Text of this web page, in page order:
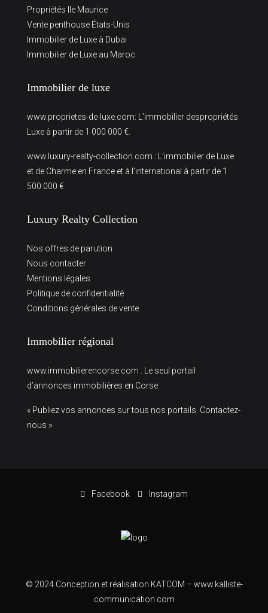
Propriétés Ile Maurice
Vente penthouse États-Unis
Immobilier de Luxe à Dubai
Immobilier de Luxe au Maroc
Immobilier de luxe
www.proprietes-de-luxe.com: L’immobilier despropriétés
Luxe à partir de 1 000 000 €.
www.luxury-realty-collection.com : L’immobilier de Luxe
et de Charme en France et à l’international à partir de 1
500 000 €.
Luxury Realty Collection
Nos offres de parution
Nous contacter
Mentions légales
Politique de confidentialité
Conditions générales de vente
Immobilier régional
www.immobilierencorse.com : Le seul portail
d’annonces immobilières en Corse.
« Publiez vos annonces sur tous nos portails. Contactez-
nous »
Facebook Instagram
© 2024 Conception et réalisation KATCOM – www.kalliste-
communication.com